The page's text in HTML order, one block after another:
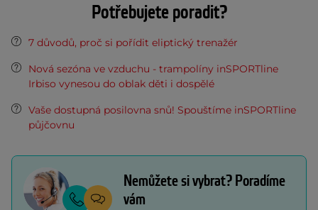
Potřebujete poradit?
7 důvodů, proč si pořídit eliptický trenažér
Nová sezóna ve vzduchu - trampolíny inSPORTline
Irbiso vynesou do oblak děti i dospělé
Vaše dostupná posilovna snů! Spouštíme inSPORTline
půjčovnu
Nemůžete si vybrat? Poradíme
vám